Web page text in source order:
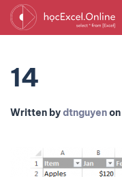
14
Written bydtnguyenon